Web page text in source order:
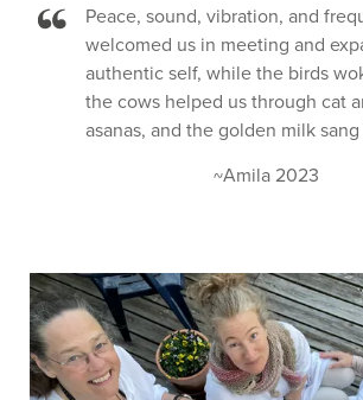
Peace, sound, vibration, and
welcomed us in meeting and
authentic self, while the birds
the cows helped us through cat
asanas, and the golden milk
~Amila 2023